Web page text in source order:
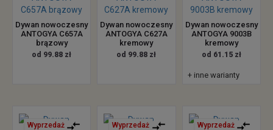
Dywan nowoczesny
ANTOGYA C657A
brązowy
od 99.88 zł
Dywan nowoczesny
ANTOGYA C627A
kremowy
od 99.88 zł
Dywan nowoczesny
ANTOGYA 9003B
kremowy
od 61.15 zł
+ inne warianty
Wyprzedaż Wyprzedaż Wyprzedaż